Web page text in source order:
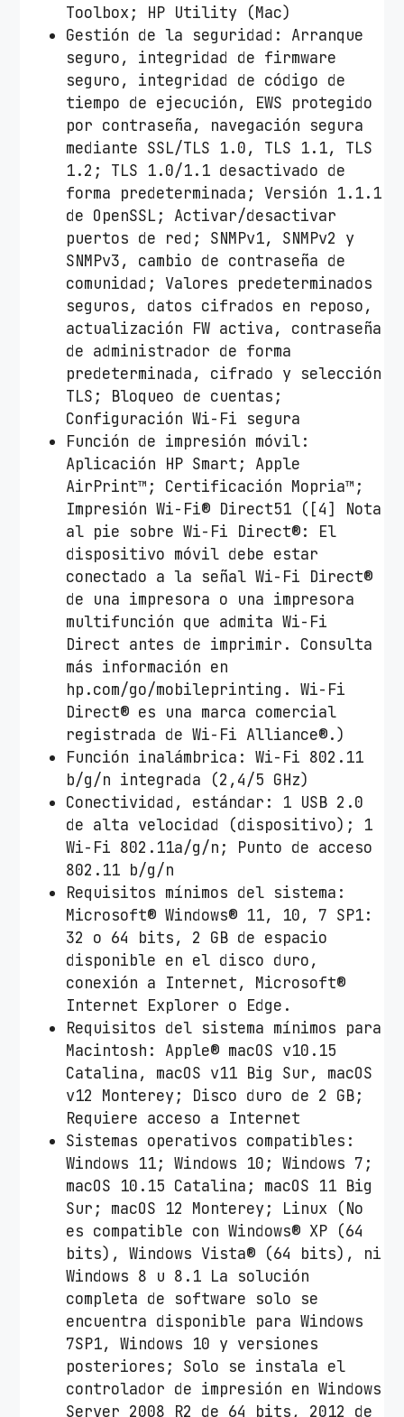
Toolbox; HP Utility (Mac)
Gestión de la seguridad: Arranque
seguro, integridad de firmware
seguro, integridad de código de
tiempo de ejecución, EWS protegido
por contraseña, navegación segura
mediante SSL/TLS 1.0, TLS 1.1, TLS
1.2; TLS 1.0/1.1 desactivado de
forma predeterminada; Versión 1.1.1
de OpenSSL; Activar/desactivar
puertos de red; SNMPv1, SNMPv2 y
SNMPv3, cambio de contraseña de
comunidad; Valores predeterminados
seguros, datos cifrados en reposo,
actualización FW activa, contraseña
de administrador de forma
predeterminada, cifrado y selección
TLS; Bloqueo de cuentas;
Configuración Wi-Fi segura
Función de impresión móvil:
Aplicación HP Smart; Apple
AirPrint™; Certificación Mopria™;
Impresión Wi-Fi® Direct51 ([4] Nota
al pie sobre Wi-Fi Direct®: El
dispositivo móvil debe estar
conectado a la señal Wi-Fi Direct®
de una impresora o una impresora
multifunción que admita Wi-Fi
Direct antes de imprimir. Consulta
más información en
hp.com/go/mobileprinting. Wi-Fi
Direct® es una marca comercial
registrada de Wi-Fi Alliance®.)
Función inalámbrica: Wi-Fi 802.11
b/g/n integrada (2,4/5 GHz)
Conectividad, estándar: 1 USB 2.0
de alta velocidad (dispositivo); 1
Wi-Fi 802.11a/g/n; Punto de acceso
802.11 b/g/n
Requisitos mínimos del sistema:
Microsoft® Windows® 11, 10, 7 SP1:
32 o 64 bits, 2 GB de espacio
disponible en el disco duro,
conexión a Internet, Microsoft®
Internet Explorer o Edge.
Requisitos del sistema mínimos para
Macintosh: Apple® macOS v10.15
Catalina, macOS v11 Big Sur, macOS
v12 Monterey; Disco duro de 2 GB;
Requiere acceso a Internet
Sistemas operativos compatibles:
Windows 11; Windows 10; Windows 7;
macOS 10.15 Catalina; macOS 11 Big
Sur; macOS 12 Monterey; Linux (No
es compatible con Windows® XP (64
bits), Windows Vista® (64 bits), ni
Windows 8 u 8.1 La solución
completa de software solo se
encuentra disponible para Windows
7SP1, Windows 10 y versiones
posteriores; Solo se instala el
controlador de impresión en Windows
Server 2008 R2 de 64 bits, 2012 de